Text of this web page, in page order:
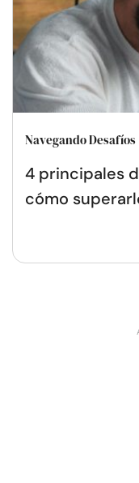
Navegando Desafíos
4 principales
cómo